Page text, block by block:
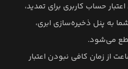
حساب کاربری برای تمدید،‌
به پنل ذخیره‌سازی ابری،
می‌شود.
گذشت ۲۴ ساعت از زمان کافی نبودن اعتبار